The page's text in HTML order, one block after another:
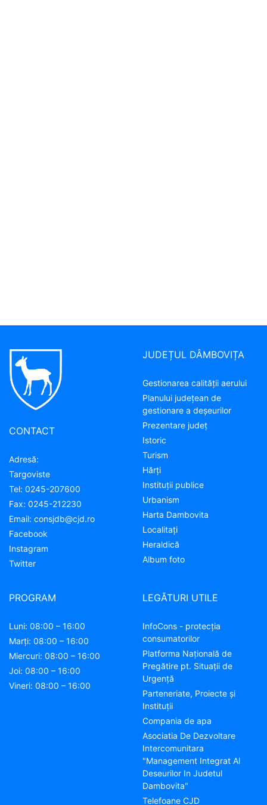
CONTACT
Adresă:
Targoviste
Tel: 0245-207600
Fax: 0245-212230
Email: consjdb@cjd.ro
Facebook
Instagram
Twitter
JUDEȚUL DÂMBOVIȚA
Gestionarea calității aerului
Planului județean de
gestionare a deșeurilor
Prezentare judeţ
Istoric
Turism
Hărţi
Instituţii publice
Urbanism
Harta Dambovita
Localitaţi
Heraldică
Album foto
LEGĂTURI UTILE
InfoCons - protecția
consumatorilor
Platforma Națională de
Pregătire pt. Situații de
Urgență
Parteneriate, Proiecte și
Instituții
Compania de apa
Asociatia De Dezvoltare
Intercomunitara
"Management Integrat Al
Deseurilor In Judetul
Dambovita"
Telefoane CJD
PROGRAM
Luni: 08:00 – 16:00
Marți: 08:00 – 16:00
Miercuri: 08:00 – 16:00
Joi: 08:00 – 16:00
Vineri: 08:00 – 16:00